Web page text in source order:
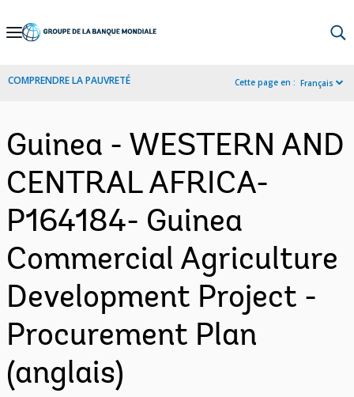
Skip
Navigation
COMPRENDRE LA PAUVRETÉ Cette page en : Français
Guinea - WESTERN AND
CENTRAL AFRICA-
P164184- Guinea
Commercial Agriculture
Development Project -
Procurement Plan
(anglais)